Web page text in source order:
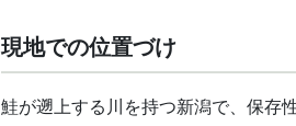
現地での位置づけ
鮭が遡上する川を持つ新潟で、保存